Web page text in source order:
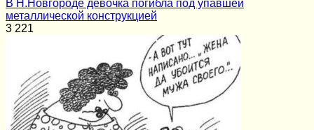
В Н.Новгороде девочка погибла под упавшей
металлической конструкцией
3 221